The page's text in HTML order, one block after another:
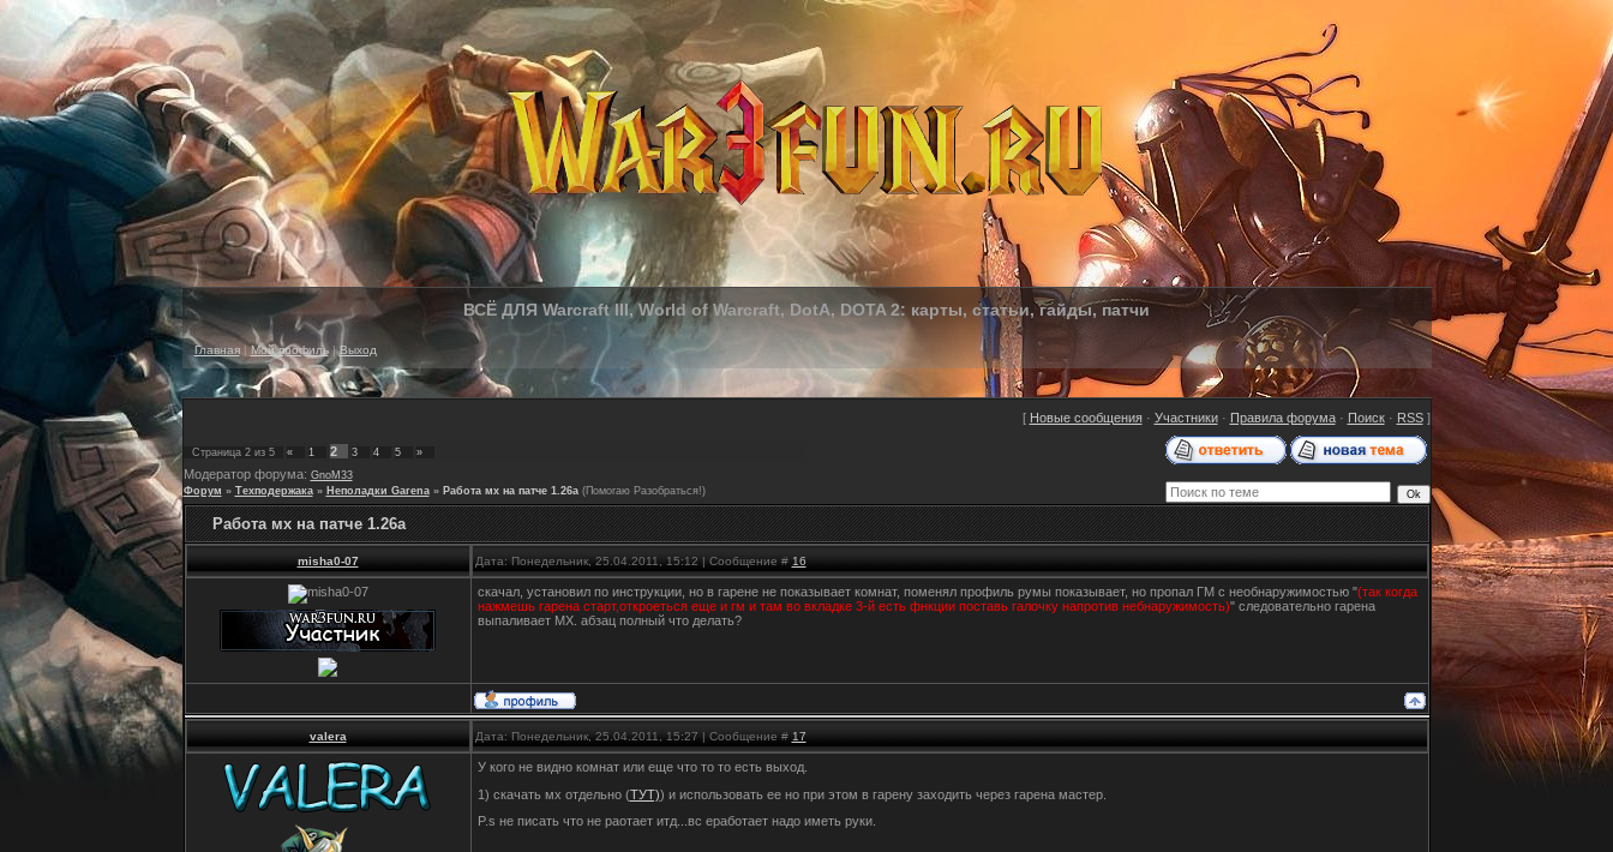
ВСЁ ДЛЯ Warcraft III, World of Warcraft, DotA, DOTA 2: карты, статьи, гайды, патчи
Главная|Мой профиль|Выход
[ Новые сообщения· Участники· Правила форума· Поиск· RSS]
Страница 2из 5 « 1 2 3 4 5 »
Модератор форума: GnoM33
Форум » Техподержака» Неполадки Garena» Работа мх на патче 1.26а (Помогаю Разобраться!)
Работа мх на патче 1.26а
misha0-07 Дата: Понедельник, 25.04.2011, 15:12 | Сообщение # 16
скачал, установил по инструкции, но в гарене не показывает комнат, поменял профиль румы показывает, но пропал ГМ с необнаружимостью "(так когда
нажмешь гарена старт,откроеться еще и гм и там во вкладке 3-й есть фнкции поставь галочку напротив небнаружимость)" следовательно гарена
выпаливает МХ. абзац полный что делать?
valera Дата: Понедельник, 25.04.2011, 15:27 | Сообщение # 17
У кого не видно комнат или еще что то то есть выход.
1) скачать мх отдельно (ТУТ)) и использовать ее но при этом в гарену заходить через гарена мастер.
P.s не писать что не раотает итд...вс еработает надо иметь руки.